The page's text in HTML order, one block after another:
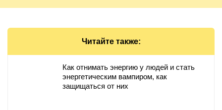
Читайте также:
Как отнимать энергию у людей и стать
энергетическим вампиром, как
защищаться от них